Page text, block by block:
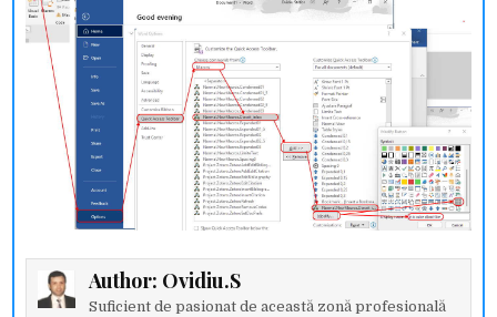
Author: Ovidiu.S
Suficient de pasionat de această zonă profesională